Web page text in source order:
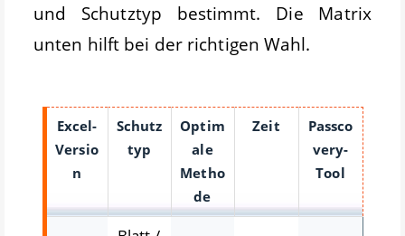
und Schutztyp bestimmt. Die Matrix
unten hilft bei der richtigen Wahl.
Excel-
Versio
n
Schutz
typ
Optim
ale
Metho
de
Zeit
Passco
very-
Tool